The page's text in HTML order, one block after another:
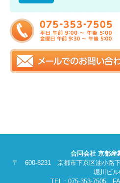
合同会社 京都産
〒 600-8231 京都市下京区油小路
堀川ビル
TEL : 075-353-7505